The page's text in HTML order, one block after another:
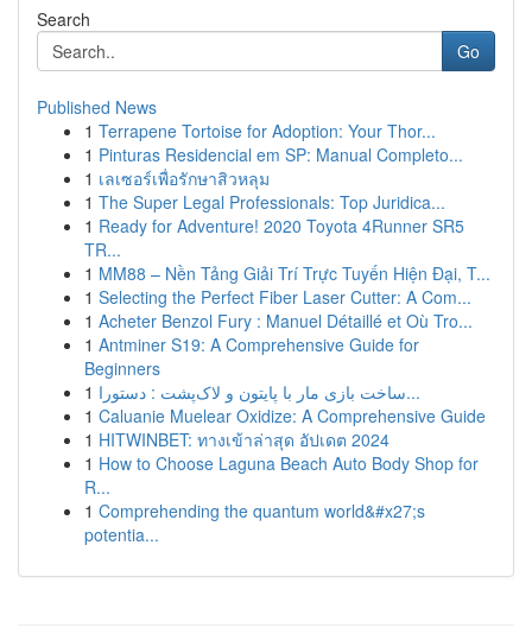
Search
Go
Published News
1 Terrapene Tortoise for Adoption: Your Thor...
1 Pinturas Residencial em SP: Manual Completo...
1 เลเซอร์เพื่อรักษาสิวหลุม
1 The Super Legal Professionals: Top Juridica...
1 Ready for Adventure! 2020 Toyota 4Runner SR5
TR...
1 MM88 – Nền Tảng Giải Trí Trực Tuyến Hiện Đại, T...
1 Selecting the Perfect Fiber Laser Cutter: A Com...
1 Acheter Benzol Fury : Manuel Détaillé et Où Tro...
1 Antminer S19: A Comprehensive Guide for
Beginners
1
ساخت بازی مار با پایتون و لاک‌پشت : دستورا...
1 Caluanie Muelear Oxidize: A Comprehensive Guide
1 HITWINBET: ทางเข้าล่าสุด อัปเดต 2024
1 How to Choose Laguna Beach Auto Body Shop for
R...
1 Comprehending the quantum world&#x27;s
potentia...